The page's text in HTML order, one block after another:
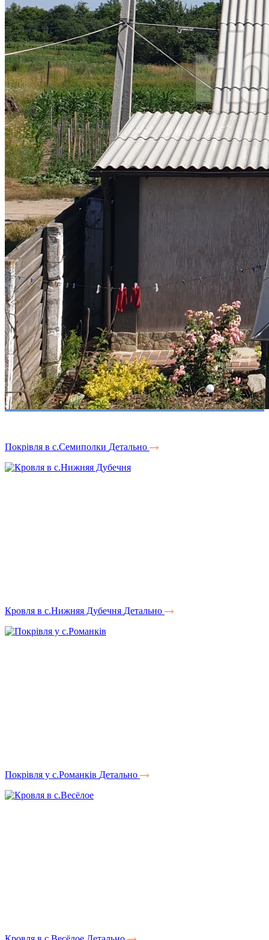
Покрівля в с.Семиполки Детально
Кровля в с.Нижняя Дубечня Детально
Покрівля у с.Романків Детально